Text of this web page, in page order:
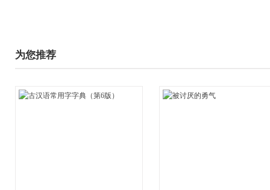
为您推荐